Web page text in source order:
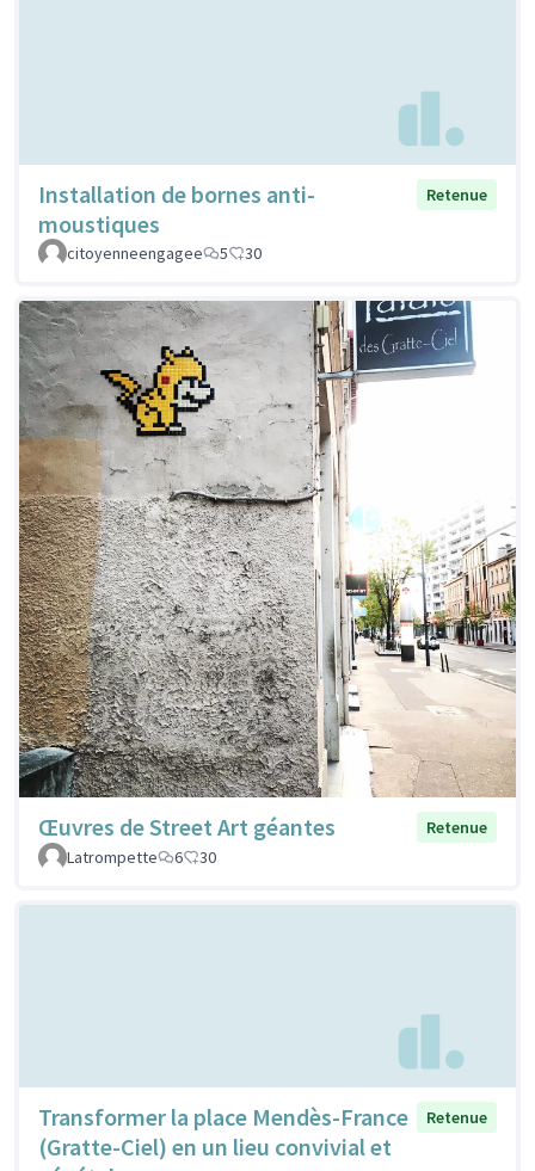
Installation de bornes anti-
moustiques
Retenue
citoyenneengagee 5 30
Œuvres de Street Art géantes
Retenue
Latrompette
6 30
Transformer la place Mendès-France
(Gratte-Ciel) en un lieu convivial et
Retenue